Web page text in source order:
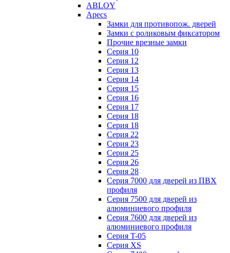
ABLOY
Apecs
Замки для противопож. дверей
Замки с роликовым фиксатором
Прочие врезные замки
Серия 10
Серия 12
Серия 13
Серия 14
Серия 15
Серия 16
Серия 17
Серия 18
Серия 18
Серия 22
Серия 23
Серия 25
Серия 26
Серия 28
Серия 7000 для дверей из ПВХ
профиля
Серия 7500 для дверей из
алюминиевого профиля
Серия 7600 для дверей из
алюминиевого профиля
Серия T-05
Серия XS